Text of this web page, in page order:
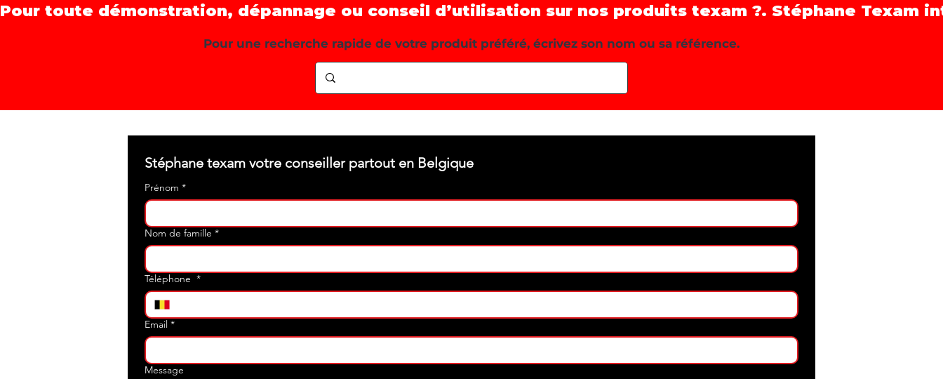
Pour toute démonstration, dépannage ou conseil d’utilisation sur nos produits texam ?. Stéphane Texam
Pour une recherche rapide de votre produit préféré, écrivez son nom ou sa référence.
Prénom *
Nom de famille *
Téléphone *
Email *
Message